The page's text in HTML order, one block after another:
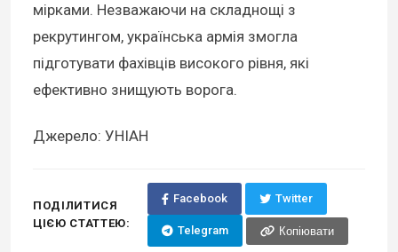
мірками. Незважаючи на складнощі з
рекрутингом, українська армія змогла
підготувати фахівців високого рівня, які
ефективно знищують ворога.
Джерело: УНІАН
ПОДІЛИТИСЯ
ЦІЄЮ СТАТТЕЮ:
Facebook Twitter
Telegram Копіювати